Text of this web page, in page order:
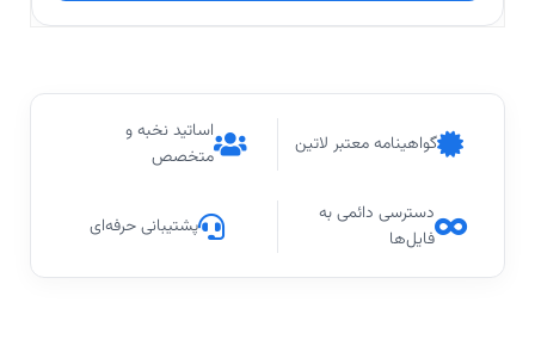
گواهینامه معتبر لاتین
اساتید نخبه و
متخصص
دسترسی دائمی به
فایل‌ها
پشتیبانی حرفه‌ای